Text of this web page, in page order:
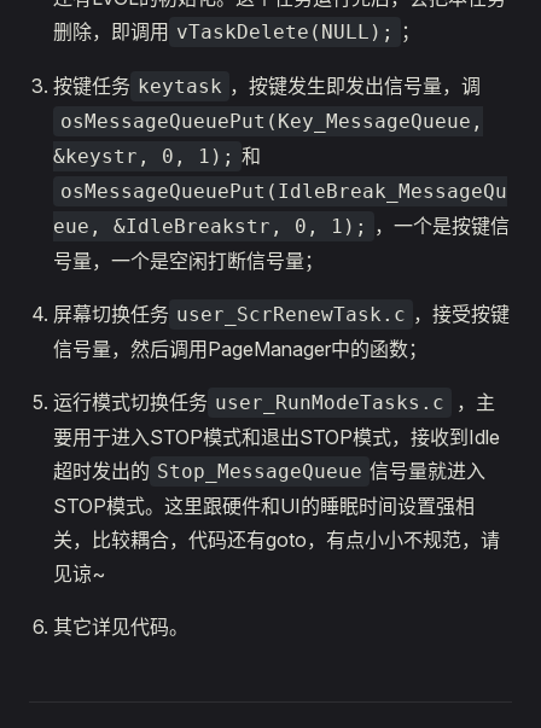
删除，即调用 vTaskDelete(NULL); ；
按键任务 keytask ，按键发生即发出信号量，调
osMessageQueuePut(Key_MessageQueue,
&keystr, 0, 1); 和
osMessageQueuePut(IdleBreak_MessageQu
eue, &IdleBreakstr, 0, 1);
，一个是按键信
号量，一个是空闲打断信号量；
屏幕切换任务 user_ScrRenewTask.c ，接受按键
信号量，然后调用PageManager中的函数；
运行模式切换任务 user_RunModeTasks.c
，主
要用于进入STOP模式和退出STOP模式，接收到Idle
超时发出的 Stop_MessageQueue 信号量就进入
STOP模式。这里跟硬件和UI的睡眠时间设置强相
关，比较耦合，代码还有goto，有点小小不规范，请
见谅~
其它详见代码。